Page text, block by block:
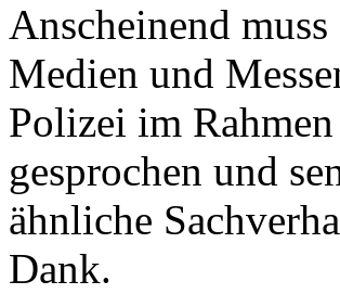
Anscheinend
Medien und
Polizei im
gesprochen und
ähnliche
Dank.